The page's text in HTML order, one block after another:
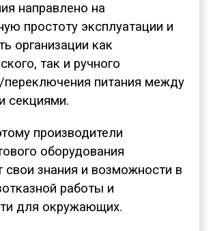
направлено на
простоту эксплуатации и
организации как
так и ручного
переключения питания между
секциями.
производители
оборудования
свои знания и возможности в
работы и
для окружающих.